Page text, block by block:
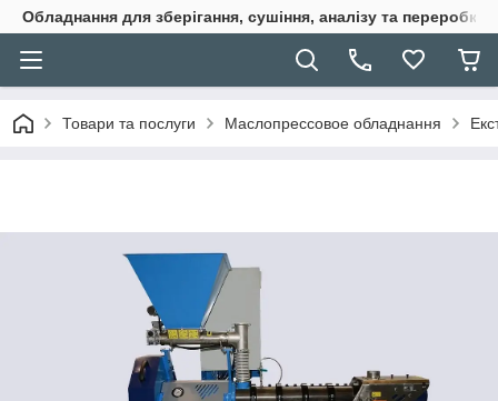
Обладнання для зберігання, сушіння, аналізу та переробки
Товари та послуги Маслопрессовое обладнання